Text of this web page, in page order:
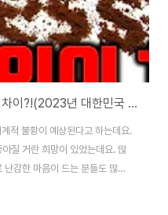
변화대응에 실패한 기업과 개인의 차이?!(2023년 대한민국 트렌드 읽기1부)
적 불황이 예상된다고 하는데요.
질 거란 희망이 있었는데요. 많
감한 마음이 드는 분들도 많을
나간 기업과 개인은 성장했고,